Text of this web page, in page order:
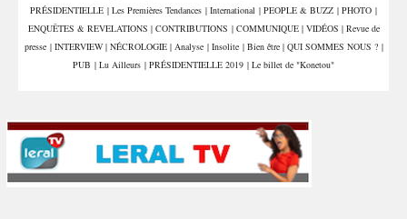
PRÉSIDENTIELLE | Les Premières Tendances | International | PEOPLE & BUZZ | PHOTO |
ENQUÊTES & REVELATIONS | CONTRIBUTIONS | COMMUNIQUE | VIDÉOS | Revue de
presse | INTERVIEW | NÉCROLOGIE | Analyse | Insolite | Bien être | QUI SOMMES NOUS ? |
PUB | Lu Ailleurs | PRÉSIDENTIELLE 2019 | Le billet de "Konetou"